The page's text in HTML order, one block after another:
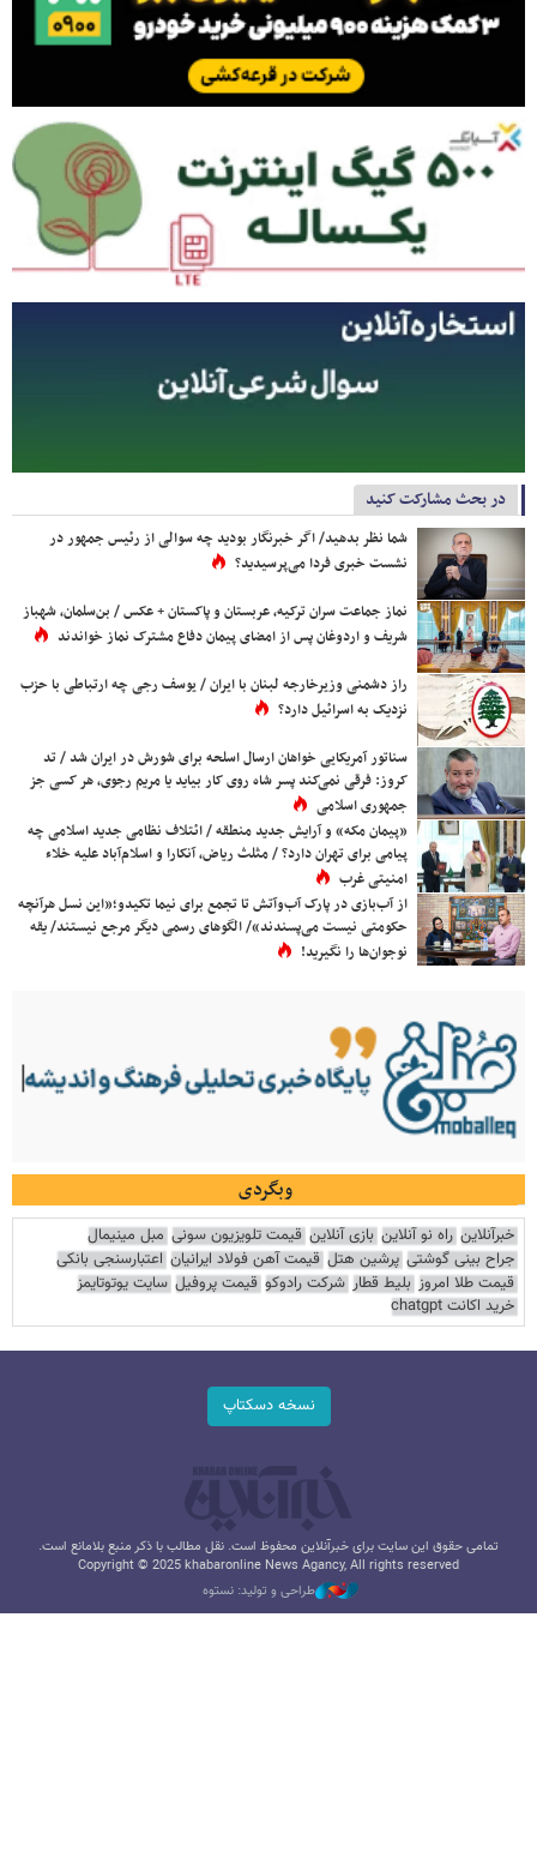
در بحث مشارکت کنید
شما نظر بدهید/ اگر خبرنگار بودید چه سوالی از رئیس جمهور در
نشست خبری فردا می‌پرسیدید؟
نماز جماعت سران ترکیه، عربستان و پاکستان + عکس / بن‌سلمان، شهباز
شریف و اردوغان پس از امضای پیمان دفاع مشترک نماز خواندند
راز دشمنی وزیرخارجه لبنان با ایران / یوسف رجی چه ارتباطی با حزب
نزدیک به اسرائیل دارد؟
سناتور آمریکایی خواهان ارسال اسلحه برای شورش در ایران شد / تد
کروز: فرقی نمی‌کند پسر شاه روی کار بیاید یا مریم رجوی، هر کسی جز
جمهوری اسلامی
«پیمان مکه» و آرایش جدید منطقه / ائتلاف نظامی جدید اسلامی چه
پیامی برای تهران دارد؟ / مثلث ریاض، آنکارا و اسلام‌آباد علیه خلاء
امنیتی غرب
از آب‌بازی در پارک آب‌وآتش تا تجمع برای نیما تکیدو؛«این نسل هرآنچه
حکومتی نیست می‌پسندند»/ الگوهای رسمی دیگر مرجع نیستند/ یقه
نوجوان‌ها را نگیرید!
وبگردی
خبرآنلاین راه نو آنلاین بازی آنلاین قیمت تلویزیون سونی مبل مینیمال
جراح بینی گوشتی پرشین هتل قیمت آهن فولاد ایرانیان اعتبارسنجی بانکی
قیمت طلا امروز بلیط قطار شرکت رادوکو قیمت پروفیل سایت یوتوتایمز
خرید اکانت chatgpt
نسخه دسکتاپ
تمامی حقوق این سایت برای خبرآنلاین محفوظ است. نقل مطالب با ذکر منبع بلامانع است.
Copyright © 2025 khabaronline News Agancy, All rights reserved
طراحی و تولید: نستوه